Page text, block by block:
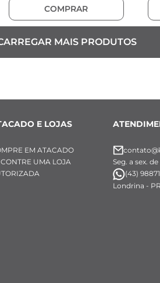
COMPRAR
E LOJAS
EM ATACADO
UMA LOJA
Seg. a sex.
(43)
Londrina -